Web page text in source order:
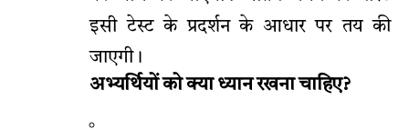
इसी टेस्ट के प्रदर्शन के आधार पर तय की
जाएगी।
अभ्यर्थियों को क्या ध्यान रखना चाहिए?